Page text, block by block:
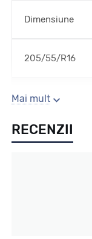
Dimensiune
205/55/R16
Sezon
Iarna
Mai mult
RECENZII